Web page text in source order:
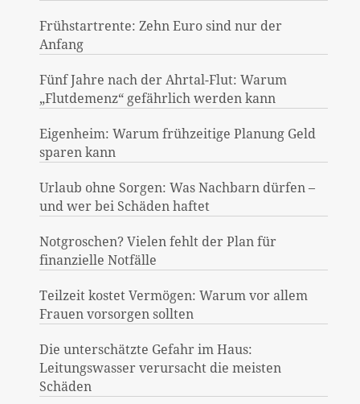
Frühstartrente: Zehn Euro sind nur der
Anfang
Fünf Jahre nach der Ahrtal-Flut: Warum
„Flutdemenz“ gefährlich werden kann
Eigenheim: Warum frühzeitige Planung Geld
sparen kann
Urlaub ohne Sorgen: Was Nachbarn dürfen –
und wer bei Schäden haftet
Notgroschen? Vielen fehlt der Plan für
finanzielle Notfälle
Teilzeit kostet Vermögen: Warum vor allem
Frauen vorsorgen sollten
Die unterschätzte Gefahr im Haus:
Leitungswasser verursacht die meisten
Schäden